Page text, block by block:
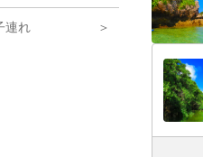
連れ